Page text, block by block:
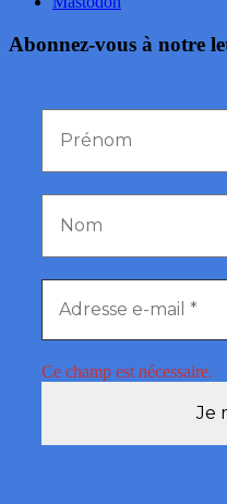
Abonnez-vous à notre
Ce champ est nécessaire.